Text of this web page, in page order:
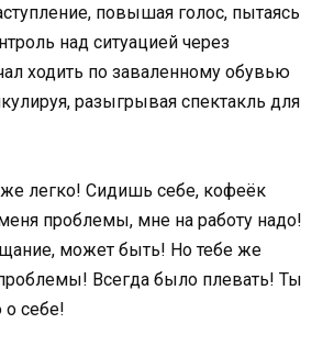
повышая голос, пытаясь
над ситуацией через
ходить по заваленному обувью
разыгрывая спектакль для
легко! Сидишь себе, кофеёк
проблемы, мне на работу надо!
может быть! Но тебе же
Всегда было плевать! Ты
себе!